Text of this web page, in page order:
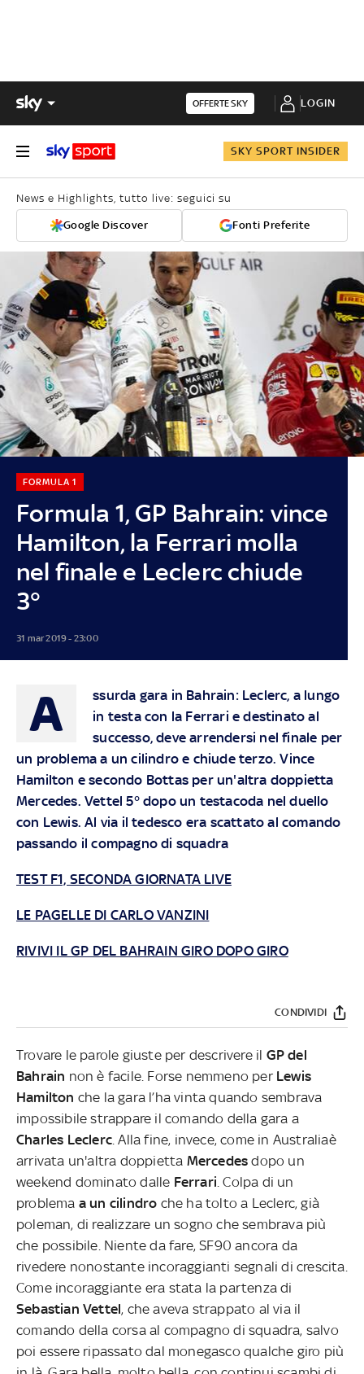
OFFERTE SKY LOGIN
SKY SPORT INSIDER
News e Highlights, tutto live: seguici su
Google Discover Fonti Preferite
Formula 1, GP Bahrain: vince
Hamilton, la Ferrari molla
nel finale e Leclerc chiude
3°
FORMULA 1
31 mar 2019 - 23:00
A
ssurda gara in Bahrain: Leclerc, a lungo
in testa con la Ferrari e destinato al
successo, deve arrendersi nel finale per
un problema a un cilindro e chiude terzo. Vince
Hamilton e secondo Bottas per un'altra doppietta
Mercedes. Vettel 5° dopo un testacoda nel duello
con Lewis. Al via il tedesco era scattato al comando
passando il compagno di squadra
TEST F1, SECONDA GIORNATA LIVE
LE PAGELLE DI CARLO VANZINI
RIVIVI IL GP DEL BAHRAIN GIRO DOPO GIRO
CONDIVIDI
Trovare le parole giuste per descrivere il GP del
Bahrain non è facile. Forse nemmeno per Lewis
Hamilton che la gara l’ha vinta quando sembrava
impossibile strappare il comando della gara a
Charles Leclerc . Alla fine, invece, come in Australiaè
arrivata un'altra doppietta Mercedesdopo un
weekend dominato dalle Ferrari . Colpa di un
problema a un cilindro che ha tolto a Leclerc, già
poleman, di realizzare un sogno che sembrava più
che possibile. Niente da fare, SF90 ancora da
rivedere nonostante incoraggianti segnali di crescita.
Come incoraggiante era stata la partenza di
Sebastian Vettel, che aveva strappato al via il
comando della corsa al compagno di squadra, salvo
poi essere ripassato dal monegasco qualche giro più